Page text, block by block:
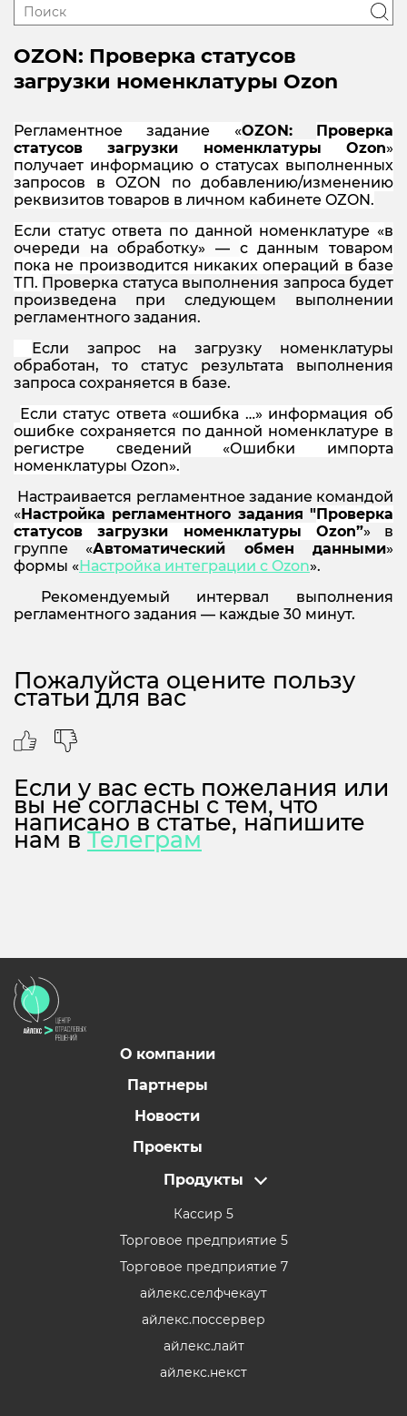
OZON: Проверка статусов
загрузки номенклатуры Ozon
Регламентное задание «OZON:
Проверка
статусов загрузки номенклатуры Ozon»
получает информацию о статусах выполненных
запросов в OZON по добавлению/изменению
реквизитов товаров в личном кабинете OZON.
Если статус ответа по данной номенклатуре «в
очереди на обработку» — с данным товаром
пока не производится никаких операций в базе
ТП. Проверка статуса выполнения запроса будет
произведена при следующем выполнении
регламентного задания.
Если запрос на загрузку номенклатуры
обработан, то статус результата выполнения
запроса сохраняется в базе.
Если статус ответа «ошибка …» информация об
ошибке сохраняется по данной номенклатуре в
регистре сведений «Ошибки импорта
номенклатуры Ozon».
Настраивается регламентное задание командой
«Настройка регламентного задания "Проверка
статусов загрузки номенклатуры Ozon”» в
группе «Автоматический обмен данными»
формы «Настройка интеграции с Ozon».
Рекомендуемый интервал выполнения
регламентного задания — каждые 30 минут.
Пожалуйста оцените пользу
статьи для вас
Если у вас есть пожелания или
вы не согласны с тем, что
написано в статье, напишите
нам вТелеграм
О компании
Партнеры
Новости
Проекты
Продукты
Кассир 5
Торговое предприятие 5
Торговое предприятие 7
айлекс.селфчекаут
айлекс.поссервер
айлекс.лайт
айлекс.некст